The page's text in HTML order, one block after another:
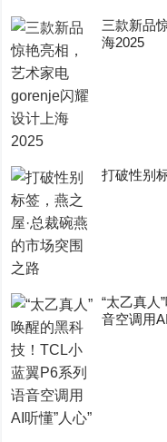
三款新品
海2025
打破性别
“太乙真人
音空调用